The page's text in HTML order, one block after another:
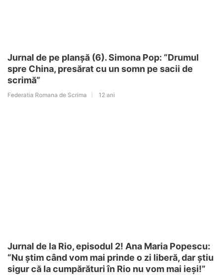
Jurnal de pe planșă (6). Simona Pop: “Drumul
spre China, presărat cu un somn pe sacii de
scrimă”
Federatia Romana de Scrima 12 ani
Jurnal de la Rio, episodul 2! Ana Maria Popescu:
“Nu știm când vom mai prinde o zi liberă, dar știu
sigur că la cumpărături în Rio nu vom mai ieși!”